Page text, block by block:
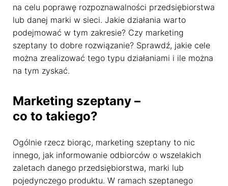
na celu poprawę rozpoznawalności przedsiębiorstwa
lub danej marki w sieci. Jakie działania warto
podejmować w tym zakresie? Czy marketing
szeptany to dobre rozwiązanie? Sprawdź, jakie cele
można zrealizować tego typu działaniami i ile można
na tym zyskać.
Marketing szeptany –
co to takiego?
Ogólnie rzecz biorąc, marketing szeptany to nic
innego, jak informowanie odbiorców o wszelakich
zaletach danego przedsiębiorstwa, marki lub
pojedynczego produktu. W ramach szeptanego